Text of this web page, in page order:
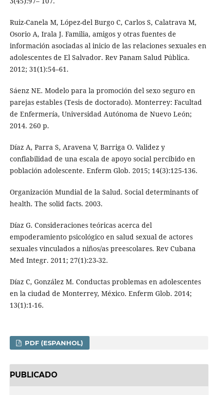
Ruiz-Canela M, López-del Burgo C, Carlos S, Calatrava M,
Osorio A, Irala J. Familia, amigos y otras fuentes de
información asociadas al inicio de las relaciones sexuales en
adolescentes de El Salvador. Rev Panam Salud Pública.
2012; 31(1):54–61.
Sáenz NE. Modelo para la promoción del sexo seguro en
parejas estables (Tesis de doctorado). Monterrey: Facultad
de Enfermería, Universidad Autónoma de Nuevo León;
2014. 260 p.
Díaz A, Parra S, Aravena V, Barriga O. Validez y
confiabilidad de una escala de apoyo social percibido en
población adolescente. Enferm Glob. 2015; 14(3):125-136.
Organización Mundial de la Salud. Social determinants of
health. The solid facts. 2003.
Díaz G. Consideraciones teóricas acerca del
empoderamiento psicológico en salud sexual de actores
sexuales vinculados a niños/as preescolares. Rev Cubana
Med Integr. 2011; 27(1):23-32.
Díaz C, González M. Conductas problemas en adolescentes
en la ciudad de Monterrey, México. Enferm Glob. 2014;
13(1):1-16.
PDF (ESPANHOL)
PUBLICADO